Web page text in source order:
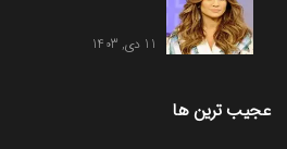
11 دی, 1403
عجیب ترین ها